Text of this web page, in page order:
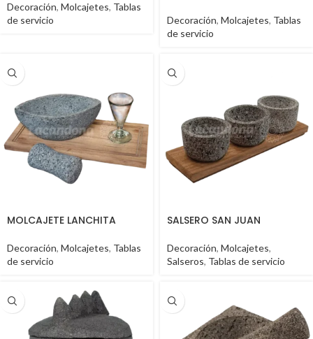
Decoración, Molcajetes, Tablas
de servicio
Decoración, Molcajetes, Tablas
de servicio
MOLCAJETE LANCHITA
Decoración, Molcajetes, Tablas
de servicio
SALSERO SAN JUAN
Decoración, Molcajetes,
Salseros, Tablas de servicio